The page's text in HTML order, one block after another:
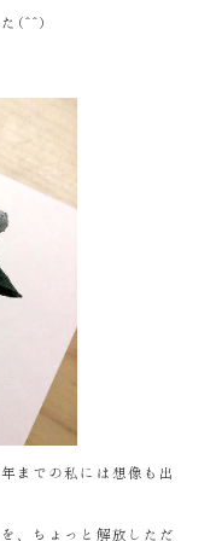
(^^)
までの私には想像も出
、ちょっと解放しただ